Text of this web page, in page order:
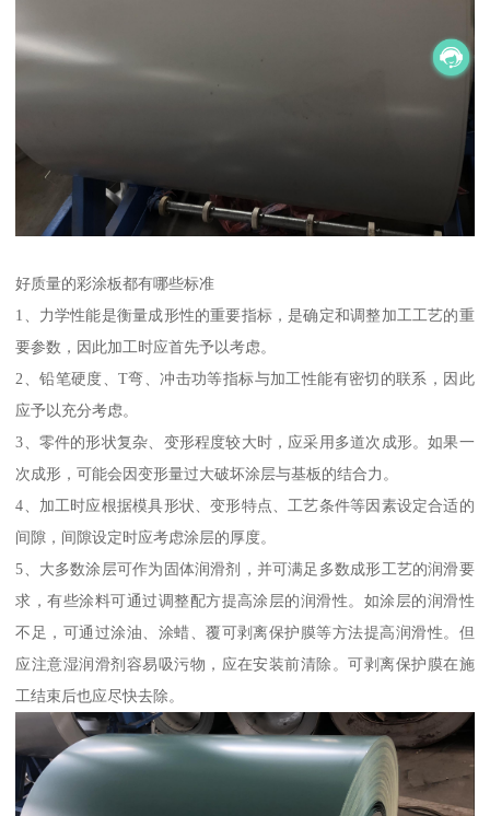
好质量的彩涂板都有哪些标准
1、力学性能是衡量成形性的重要指标，是确定和调整加工工艺的重
要参数，因此加工时应首先予以考虑。
2、铅笔硬度、T弯、冲击功等指标与加工性能有密切的联系，因此
应予以充分考虑。
3、零件的形状复杂、变形程度较大时，应采用多道次成形。如果一
次成形，可能会因变形量过大破坏涂层与基板的结合力。
4、加工时应根据模具形状、变形特点、工艺条件等因素设定合适的
间隙，间隙设定时应考虑涂层的厚度。
5、大多数涂层可作为固体润滑剂，并可满足多数成形工艺的润滑要
求，有些涂料可通过调整配方提高涂层的润滑性。如涂层的润滑性
不足，可通过涂油、涂蜡、覆可剥离保护膜等方法提高润滑性。但
应注意湿润滑剂容易吸污物，应在安装前清除。可剥离保护膜在施
工结束后也应尽快去除。